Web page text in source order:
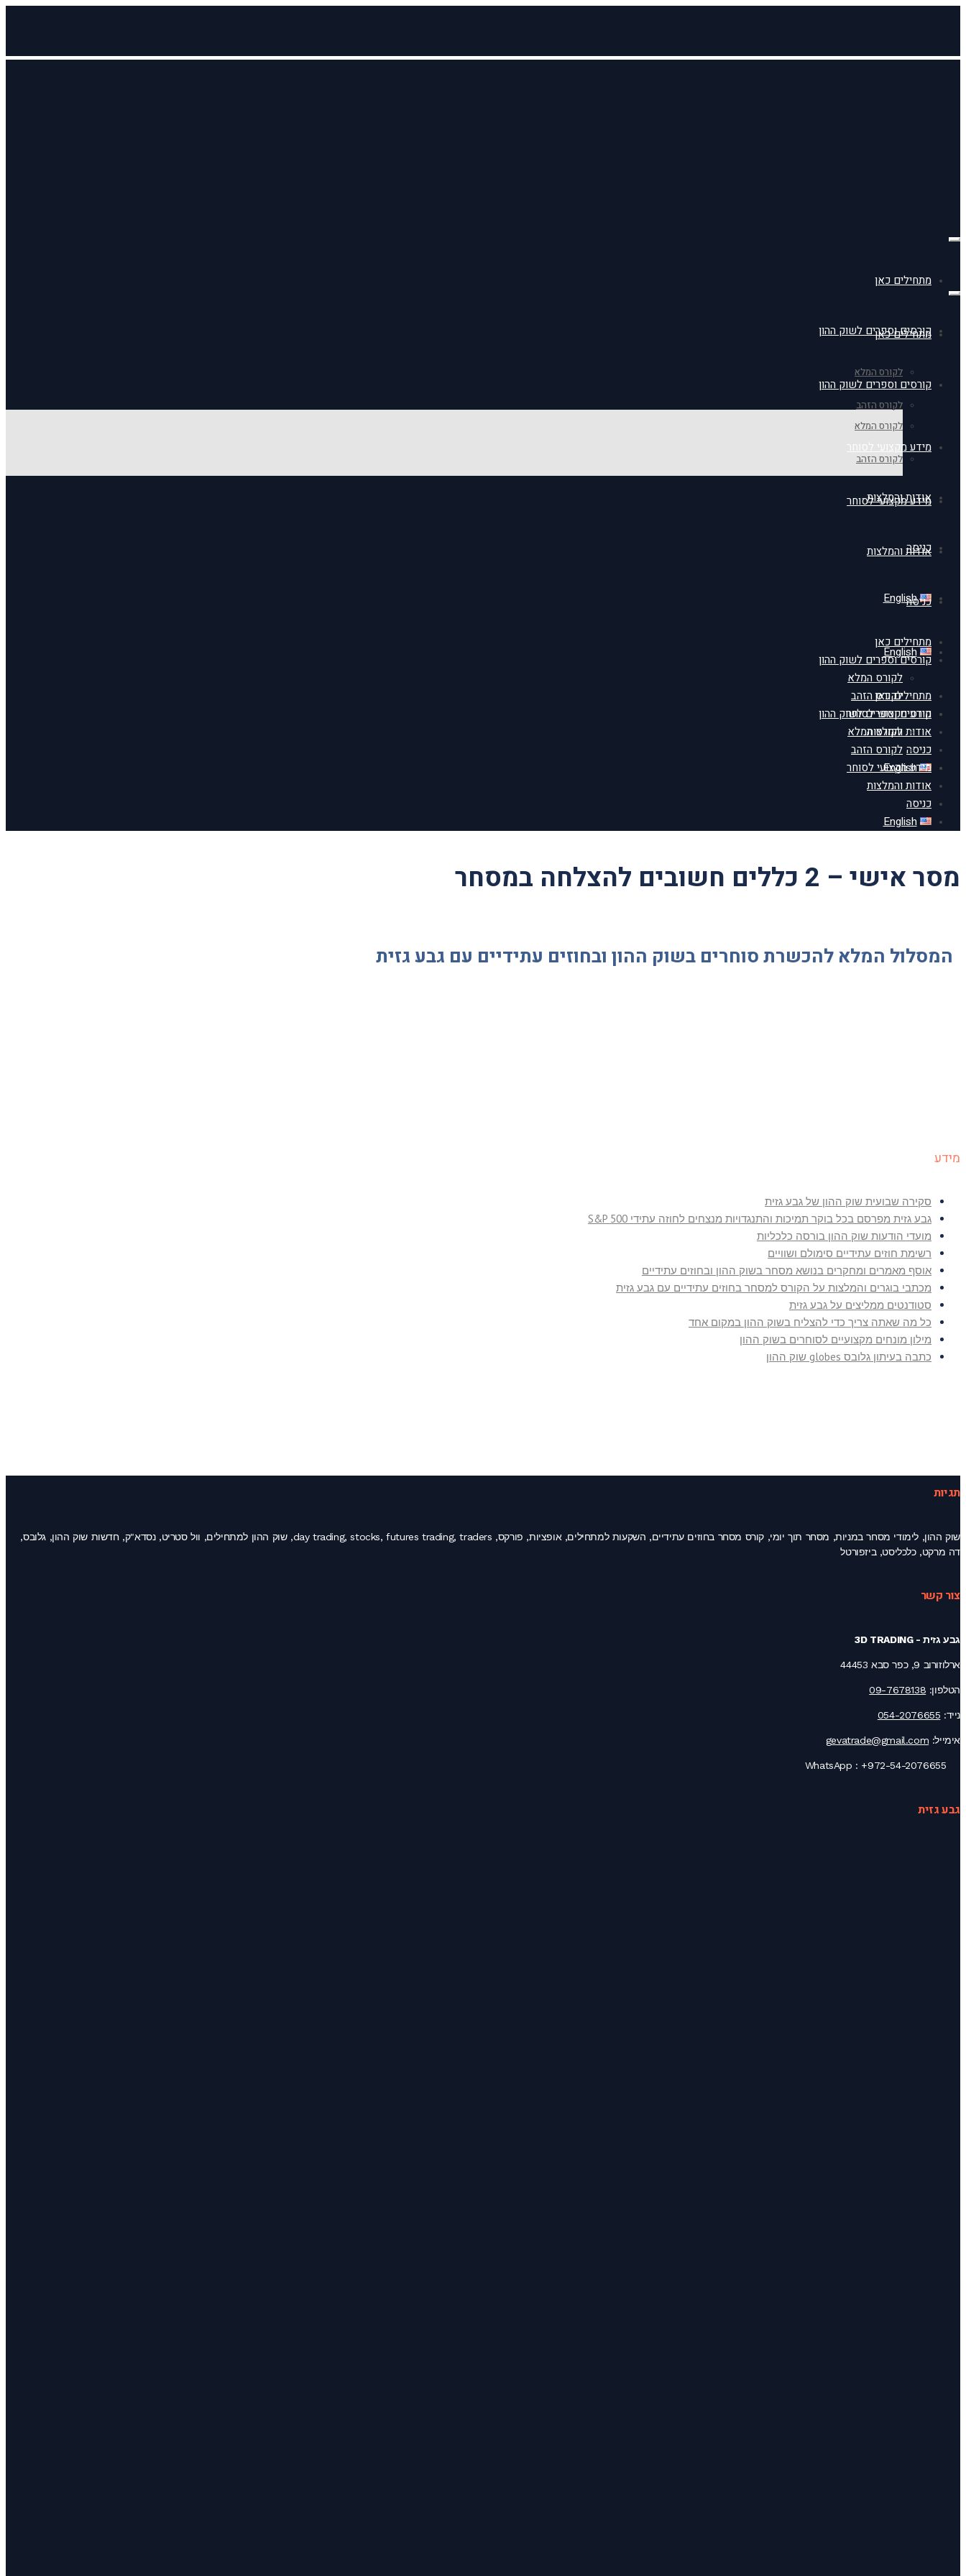
תפריט
מתחילים כאן
קורסים וספרים לשוק ההון
לקורס המלא
לקורס הזהב
מידע מקצועי לסוחר
אודות והמלצות
כניסה
English
מתחילים כאן
קורסים וספרים לשוק ההון
לקורס המלא
לקורס הזהב
מידע מקצועי לסוחר
אודות והמלצות
כניסה
English
תפריט
מתחילים כאן
קורסים וספרים לשוק ההון
לקורס המלא
לקורס הזהב
מידע מקצועי לסוחר
אודות והמלצות
כניסה
English
מתחילים כאן
קורסים וספרים לשוק ההון
לקורס המלא
לקורס הזהב
מידע מקצועי לסוחר
אודות והמלצות
כניסה
English
מסר אישי – 2 כללים חשובים להצלחה במסחר
המסלול המלא להכשרת סוחרים בשוק ההון ובחוזים עתידיים עם גבע גזית
מידע
סקירה שבועית שוק ההון של גבע גזית
גבע גזית מפרסם בכל בוקר תמיכות והתנגדויות מנצחים לחוזה עתידי S&P 500
מועדי הודעות שוק ההון בורסה כלכליות
רשימת חוזים עתידיים סימולם ושוויים
אוסף מאמרים ומחקרים בנושא מסחר בשוק ההון ובחוזים עתידיים
מכתבי בוגרים והמלצות על הקורס למסחר בחוזים עתידיים עם גבע גזית
סטודנטים ממליצים על גבע גזית
כל מה שאתה צריך כדי להצליח בשוק ההון במקום אחד
מילון מונחים מקצועיים לסוחרים בשוק ההון
כתבה בעיתון גלובס globes שוק ההון
תגיות
שוק ההון, לימודי מסחר במניות, מסחר תוך יומי, קורס מסחר בחוזים עתידיים, השקעות למתחילים, אופציות, פורקס, day trading, stocks, futures trading, traders, שוק ההון למתחילים, וול סטריט, נסדא"ק, חדשות שוק ההון, גלובס,
דה מרקט, כלכליסט, ביזפורטל
צור קשר
גבע גזית - 3D TRADING
ארלוזורוב 9, כפר סבא 44453
הטלפון: 09-7678138
נייד: 054-2076655
אימייל: gevatrade@gmail.com
+972-54-2076655
גבע גזית